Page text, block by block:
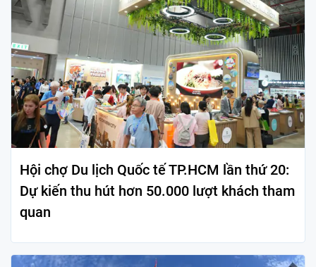
Hội chợ Du lịch Quốc tế TP.HCM lần thứ 20:
Dự kiến thu hút hơn 50.000 lượt khách tham
quan